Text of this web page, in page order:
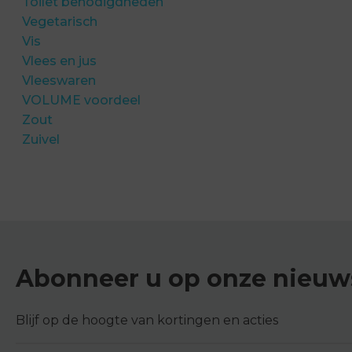
Vegetarisch
Vis
Vlees en jus
Vleeswaren
VOLUME voordeel
Zout
Zuivel
Abonneer u op onze
Blijf op de hoogte van kortingen en acties